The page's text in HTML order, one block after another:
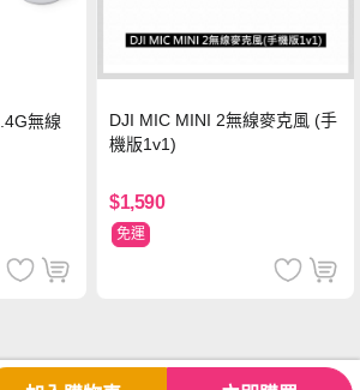
無線
DJI MIC MINI 2無線麥克風 (手
機版1v1)
$1,590
免運